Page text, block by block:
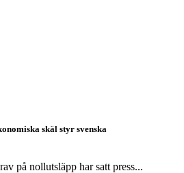
skäl styr svenska
på nollutsläpp har satt press...